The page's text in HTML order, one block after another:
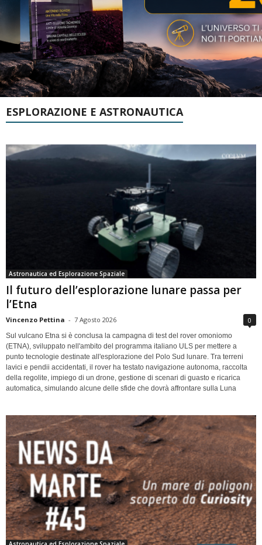
ESPLORAZIONE E ASTRONAUTICA
Astronautica ed Esplorazione Spaziale
Il futuro dell’esplorazione lunare passa per
l’Etna
Vincenzo Pettina - 7 Agosto 2026 0
Sul vulcano Etna si è conclusa la campagna di test del rover omoniomo
(ETNA), sviluppato nell'ambito del programma italiano ULS per mettere a
punto tecnologie destinate all'esplorazione del Polo Sud lunare. Tra terreni
lavici e pendii accidentati, il rover ha testato navigazione autonoma, raccolta
della regolite, impiego di un drone, gestione di scenari di guasto e ricarica
automatica, simulando alcune delle sfide che dovrà affrontare sulla Luna